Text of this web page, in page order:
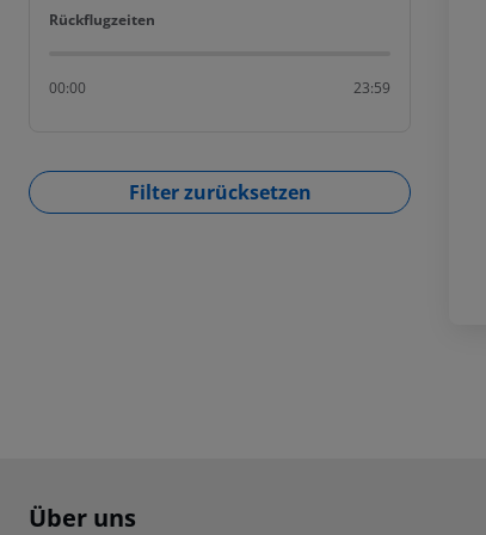
Rückflugzeiten
Rückflugzeiten
00:00 23:59
Filter zurücksetzen
Footer navigation
Über uns